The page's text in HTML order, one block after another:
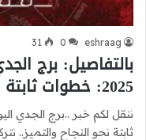
eshraag
0
31
2025: خطوات ثابتة نحو النجاح والتميز
ثابتة نحو النجاح والتميز..